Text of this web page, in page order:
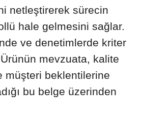
netleştirerek sürecin
hale gelmesini sağlar.
ve denetimlerde kriter
Ürünün mevzuata, kalite
müşteri beklentilerine
bu belge üzerinden